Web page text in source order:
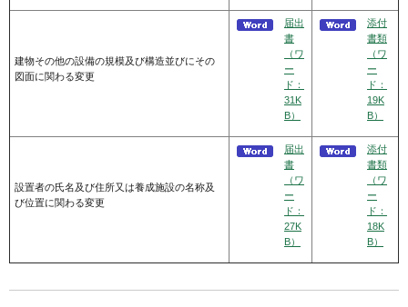
建物その他の設備の規模及び構造並びにその
図面に関わる変更
届出
書
（ワ
ー
ド：
31K
B）
添付
書類
（ワ
ー
ド：
19K
B）
設置者の氏名及び住所又は養成施設の名称及
び位置に関わる変更
届出
書
（ワ
ー
ド：
27K
B）
添付
書類
（ワ
ー
ド：
18K
B）